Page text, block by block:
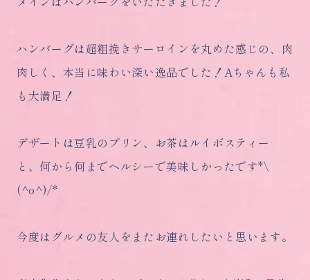
ハンバーグは超粗挽きサーロインを丸めた感じの、肉
肉しく、本当に味わい深い逸品でした！Aちゃんも私
も大満足！
デザートは豆乳のプリン、お茶はルイボスティー
と、何から何までヘルシーで美味しかったです*\
(^o^)/*
今度はグルメの友人をまたお連れしたいと思います。